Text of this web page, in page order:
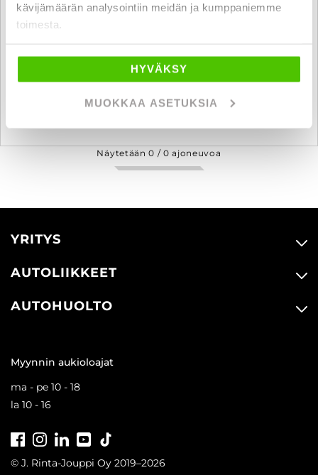
kävijämäärän analysointiin meidän ja kumppaniemme
toimesta.
HYVÄKSY
MUOKKAA ASETUKSIA
Ostamme alle 225 tkm ajettuja autoja.
Näytetään0 /0 ajoneuvoa
YRITYS
AUTOLIIKKEET
AUTOHUOLTO
Myynnin aukioloajat
ma - pe 10 - 18
la 10 - 16
FacebookInstagramLinkedInYoutube
© J. Rinta-Jouppi Oy 2019–2026